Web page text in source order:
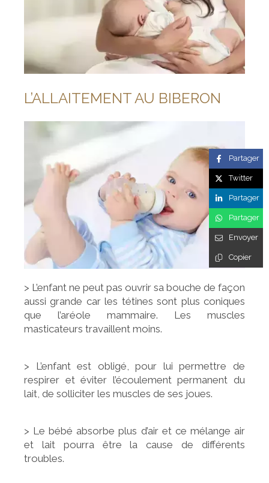
L’ALLAITEMENT AU BIBERON
> L’enfant ne peut pas ouvrir sa bouche de façon
aussi grande car les tétines sont plus coniques
que l’aréole mammaire. Les muscles
masticateurs travaillent moins.
> L’enfant est obligé, pour lui permettre de
respirer et éviter l’écoulement permanent du
lait, de solliciter les muscles de ses joues.
> Le bébé absorbe plus d’air et ce mélange air
et lait pourra être la cause de différents
troubles.
Partager
Twitter
Partager
Partager
Envoyer
Copier